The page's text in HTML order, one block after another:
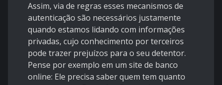
Assim, via de regras esses mecanismos de
autenticação são necessários justamente
quando estamos lidando com informações
privadas, cujo conhecimento por terceiros
pode trazer prejuízos para o seu detentor.
Pense por exemplo em um site de banco
online: Ele precisa saber quem tem quanto